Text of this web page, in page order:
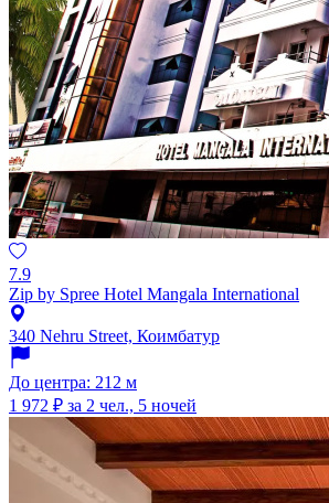
7.9
Zip by Spree Hotel Mangala International
340 Nehru Street, Коимбатур
До центра: 212 м
1 972 ₽ за 2 чел., 5 ночей